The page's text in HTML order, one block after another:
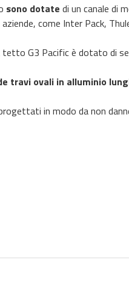
sono dotate di un canale di
come Inter Pack,
tetto G3 Pacific è dotato di
travi ovali in alluminio
in modo da non